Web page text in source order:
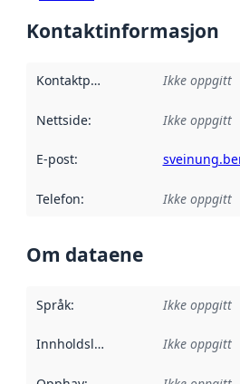
Kontaktinformasjon
Kontaktpunkt Ikke oppgitt
Nettside: Ikke oppgitt
E-post:
Telefon: Ikke oppgitt
Om dataene
Språk: Ikke oppgitt
Innholdsleverandører :
Ikke oppgitt